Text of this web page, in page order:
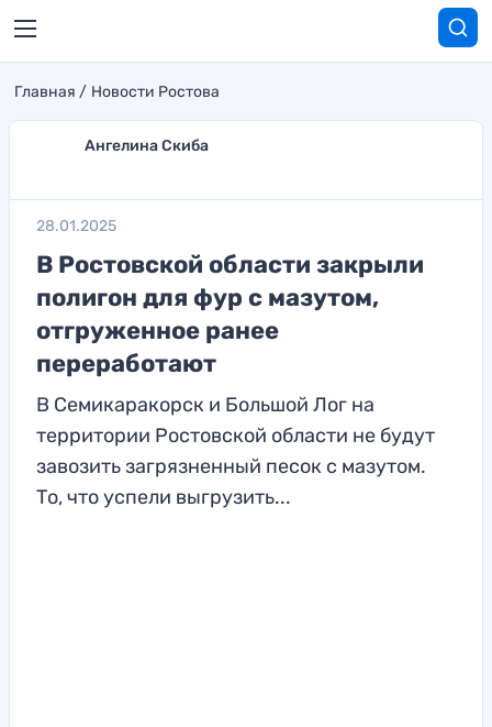
Главная Новости Ростова
Ангелина Скиба
28.01.2025
В Ростовской области закрыли
полигон для фур с мазутом,
отгруженное ранее
переработают
В Семикаракорск и Большой Лог на
территории Ростовской области не будут
завозить загрязненный песок с мазутом.
То, что успели выгрузить...